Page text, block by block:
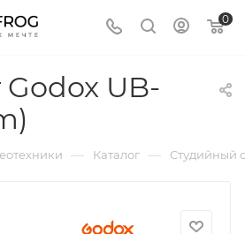
0
UB-
— Каталог — Студийный